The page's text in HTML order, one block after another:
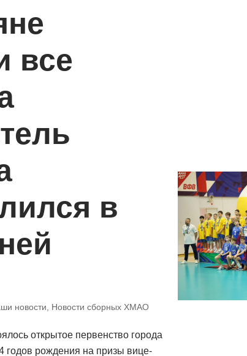
все
в
новости, Новости сборных ХМАО
открытое первенство города
годов рождения на призы вице-